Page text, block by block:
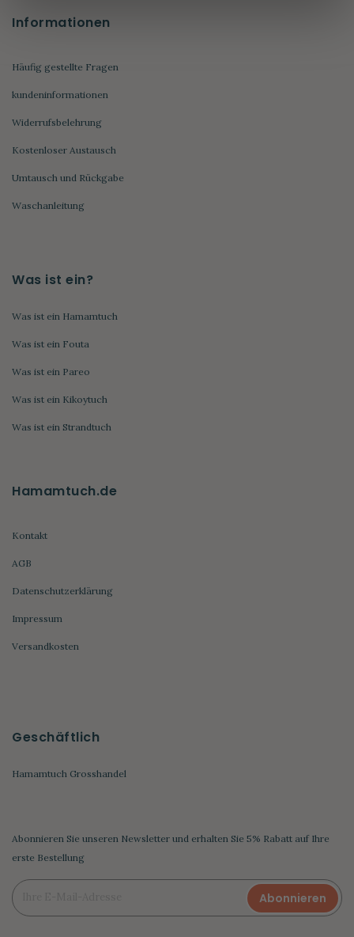
Informationen
Häufig gestellte Fragen
kundeninformationen
Widerrufsbelehrung
Kostenloser Austausch
Umtausch und Rückgabe
Waschanleitung
Was ist ein?
Was ist ein Hamamtuch
Was ist ein Fouta
Was ist ein Pareo
Was ist ein Kikoytuch
Was ist ein Strandtuch
Hamamtuch.de
Kontakt
AGB
Datenschutzerklärung
Impressum
Versandkosten
Geschäftlich
Hamamtuch Grosshandel
Abonnieren Sie unseren Newsletter und erhalten Sie 5% Rabatt auf Ihre
erste Bestellung
Abonnieren